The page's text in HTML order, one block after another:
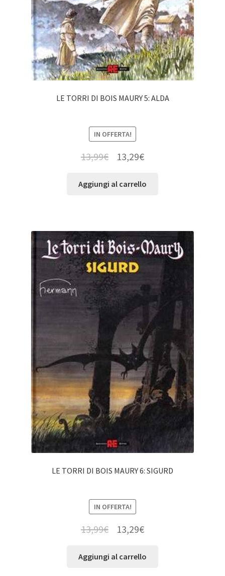
LE TORRI DI BOIS MAURY 5: ALDA
IN OFFERTA!
13,99€ 13,29€
Aggiungi al carrello
LE TORRI DI BOIS MAURY 6: SIGURD
IN OFFERTA!
13,99€ 13,29€
Aggiungi al carrello